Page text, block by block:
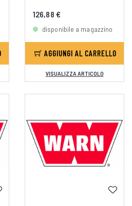
126,88 €
disponibile a magazzino
AGGIUNGI AL CARRELLO
VISUALIZZA ARTICOLO